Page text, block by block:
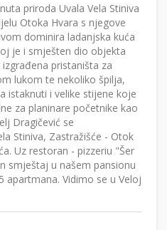
priroda Uvala Vela Stiniva
Otoka Hvara s njegove
dominira ladanjska kuća
je i smješten dio objekta
pristaništa za
lukom te nekoliko špilja,
istaknuti i velike stijene koje
za planinare početnike kao
Dragičević se
Stiniva, Zastražišće - Otok
Uz restoran - pizzeriu "Šer
smještaj u našem pansionu
apartmana. Vidimo se u Veloj